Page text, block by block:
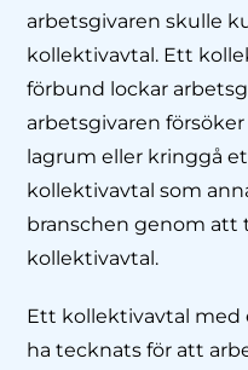
arbetsgivaren skulle
kollektivavtal. Ett
förbund lockar
arbetsgivaren
lagrum eller kringgå
kollektivavtal som
branschen genom
kollektivavtal.
Ett kollektivavtal med
ha tecknats för att